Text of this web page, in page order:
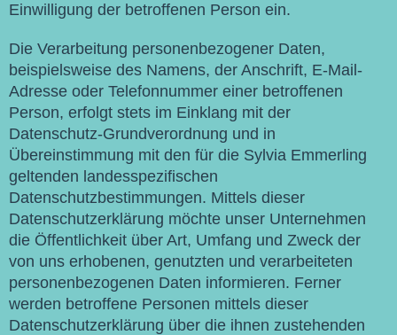
Einwilligung der betroffenen Person ein.
Die Verarbeitung personenbezogener Daten,
beispielsweise des Namens, der Anschrift, E-Mail-
Adresse oder Telefonnummer einer betroffenen
Person, erfolgt stets im Einklang mit der
Datenschutz-Grundverordnung und in
Übereinstimmung mit den für die Sylvia Emmerling
geltenden landesspezifischen
Datenschutzbestimmungen. Mittels dieser
Datenschutzerklärung möchte unser Unternehmen
die Öffentlichkeit über Art, Umfang und Zweck der
von uns erhobenen, genutzten und verarbeiteten
personenbezogenen Daten informieren. Ferner
werden betroffene Personen mittels dieser
Datenschutzerklärung über die ihnen zustehenden